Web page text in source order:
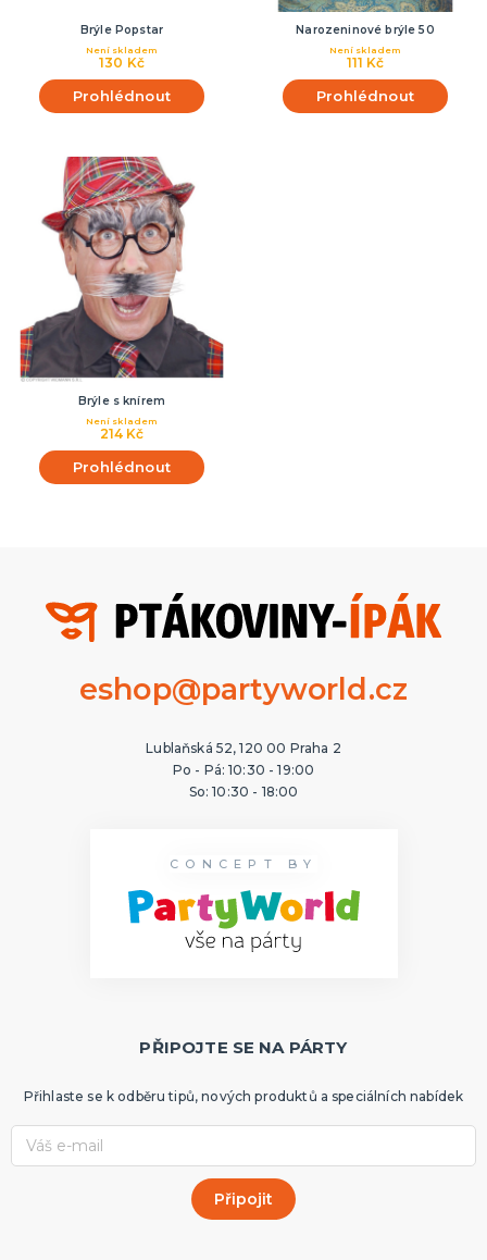
Brýle Popstar
130 Kč
Není skladem
Prohlédnout
Narozeninové brýle 50
111 Kč
Není skladem
Prohlédnout
Brýle s knírem
214 Kč
Není skladem
Prohlédnout
eshop@partyworld.cz
Lublaňská 52, 120 00 Praha 2
Po - Pá: 10:30 - 19:00
So: 10:30 - 18:00
CONCEPT BY
PŘIPOJTE SE NA PÁRTY
Přihlaste se k odběru tipů, nových produktů a speciálních nabídek